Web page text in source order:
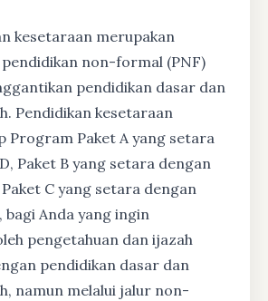
kesetaraan merupakan
non-formal (PNF)
pendidikan dasar dan
Pendidikan kesetaraan
Program Paket A yang setara
Paket B yang setara dengan
Paket C yang setara dengan
bagi Anda yang ingin
pengetahuan dan ijazah
pendidikan dasar dan
namun melalui jalur non-